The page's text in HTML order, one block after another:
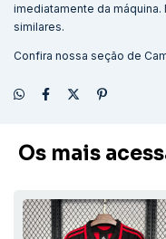
imediatamente da máquina.
similares.
Confira nossa seção de
Os mais